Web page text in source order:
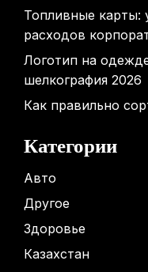
Топливные карты:
расходов
Логотип на
шелкография 2026
Как правильно
Категории
Авто
Другое
Здоровье
Казахстан